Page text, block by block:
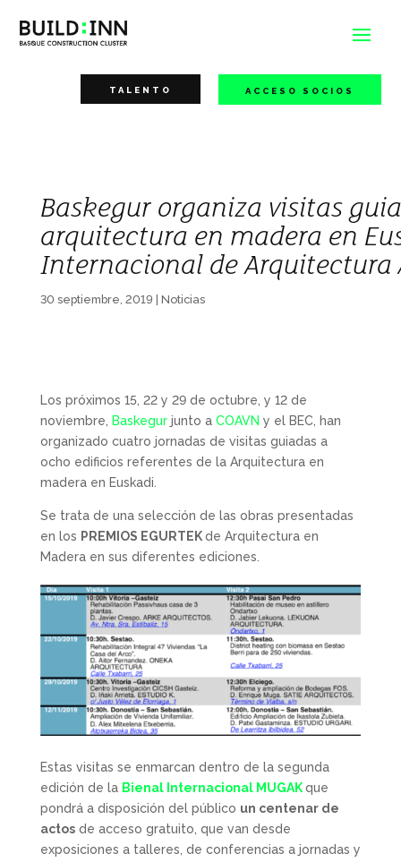
TALENTO ACCESO SOCIOS
Baskegur organiza visitas
arquitectura en madera en
Internacional de Arquitectura
30 septiembre, 2019 Noticias
Los próximos 15, 22 y 29 de octubre, y 12 de
noviembre,
Baskegur junto a COAVN y el BEC, han
organizado cuatro jornadas de visitas guiadas a
ocho edificios referentes de la Arquitectura en
madera en Euskadi.
Se trata de una selección de las obras presentadas
en los PREMIOS EGURTEKde Arquitectura en
Madera en sus diferentes ediciones.
Estas visitas se enmarcan dentro de la segunda
edición de la Bienal Internacional MUGAK que
pondrá a disposición del público un centenar de
actosde acceso gratuito, que van desde
exposiciones a talleres, de conferencias a jornadas y